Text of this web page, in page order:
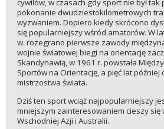
cywilów, w czasach gdy sport nie był tak
pokonanie dwudziestokilometrowych
wyzwaniem. Dopiero kiedy skrócono
się popularniejszy wśród amatorów. W
w. rozegrano pierwsze zawody
wojnie światowej biegi na orientację
Skandynawią, w 1961 r. powstała
Sportów na Orientację, a pięć lat później
mistrzostwa świata.
Dziś ten sport wciąż najpopularniejszy
mniejszym zainteresowaniem cieszy się
Wschodniej Azji i Australii.